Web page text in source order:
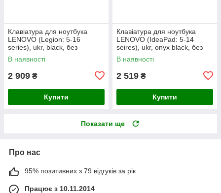
Клавіатура для ноутбука
LENOVO (Legion: 5-16
series), ukr, black, без
фрейма, підсвічування
клавіш
В наявності
2 909 ₴
Купити
Клавіатура для ноутбука
LENOVO (IdeaPad: 5-14
seires), ukr, onyx black, без
фрейму, підсвічування клавіш
(copilot)
В наявності
2 519 ₴
Купити
Показати ще
Про нас
95% позитивних з 79 відгуків за рік
Працює з 10.11.2014